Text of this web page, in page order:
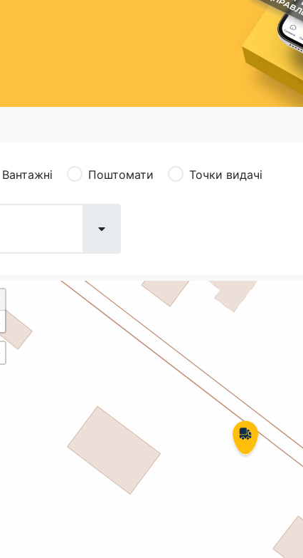
Вантажні Поштомати Точки видачі
Поштові послуги:
Укрпошта Експрес/тариф
Укрпошта Стандарт/тариф «Базовий»
Доставка за межі України
Прийом вантажів